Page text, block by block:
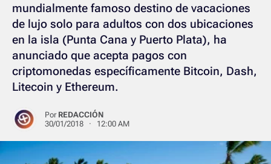
mundialmente famoso destino de vacaciones
de lujo solo para adultos con dos ubicaciones
en la isla (Punta Cana y Puerto Plata), ha
anunciado que acepta pagos con
criptomonedas específicamente Bitcoin, Dash,
Litecoin y Ethereum.
Por REDACCIÓN
30/01/2018 · 12:00 AM